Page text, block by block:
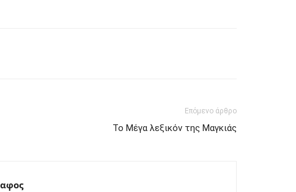
Επόμενο άρθρο
Το Μέγα λεξικόν της Μαγκιάς